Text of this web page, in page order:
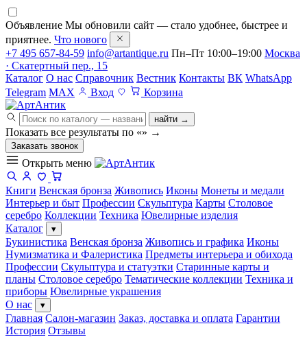
Объявление Мы обновили сайт — стало удобнее, быстрее и
приятнее. Что нового
+7 495 657-84-59 info@artantique.ru Пн–Пт 10:00–19:00 Москва
· Скатертный пер., 15
Каталог О нас Справочник Вестник Контакты ВК WhatsApp
Telegram MAX Вход Корзина
найти →
Показать все результаты по «» →
Заказать звонок
Открыть меню
Книги Венская бронза Живопись Иконы Монеты и медали
Интерьер и быт Профессии Скульптура Карты Столовое
серебро Коллекции Техника Ювелирные изделия
Каталог
▾
Букинистика Венская бронза Живопись и графика Иконы
Нумизматика и Фалеристика Предметы интерьера и обихода
Профессии Скульптура и статуэтки Старинные карты и
планы Столовое серебро Тематические коллекции Техника и
приборы Ювелирные украшения
О нас
▾
Главная Салон-магазин Заказ, доставка и оплата Гарантии
История Отзывы